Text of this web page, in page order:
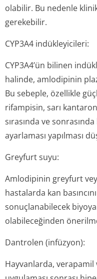
olabilir. Bu nedenle
gerekebilir.
CYP3A4 indükleyicileri:
CYP3A4’ün bilinen
halinde, amlodipinin
Bu sebeple, özellikle
rifampisin, sarı
sırasında ve
ayarlaması yapılması
Greyfurt suyu:
Amlodipinin greyfurt
hastalarda kan
sonuçlanabilecek
olabileceğinden
Dantrolen (infüzyon):
Hayvanlarda,